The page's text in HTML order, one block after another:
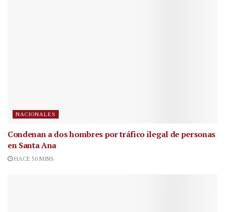
NACIONALES
Condenan a dos hombres por tráfico ilegal de personas
en Santa Ana
HACE 50 MINS